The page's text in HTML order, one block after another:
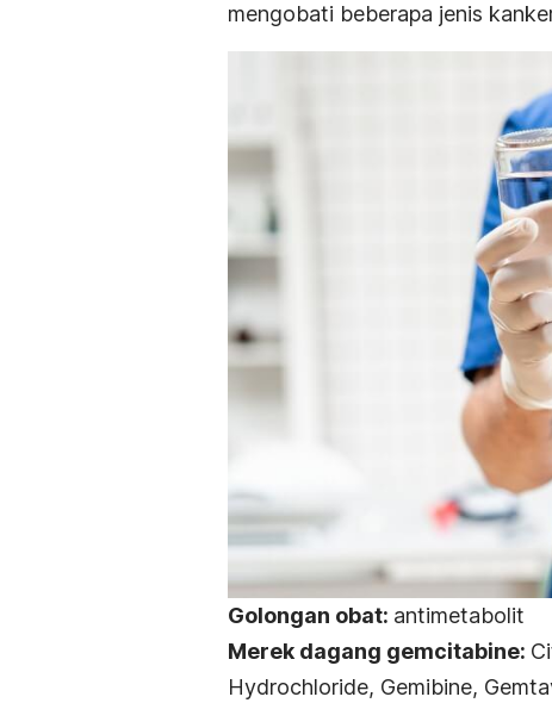
mengobati beberapa jenis
Golongan obat: antimetabolit
Merek dagang gemcitabine:
Hydrochloride, Gemibine,